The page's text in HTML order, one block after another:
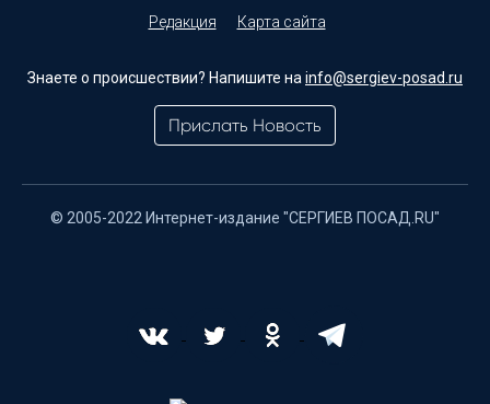
Редакция Карта сайта
Знаете о происшествии? Напишите на info@sergiev-posad.ru
Прислать Новость
© 2005-2022 Интернет-издание "СЕРГИЕВ ПОСАД.RU"